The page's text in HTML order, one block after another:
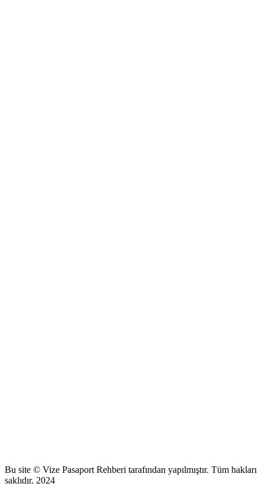
Bu site © Vize Pasaport Rehberi tarafından yapılmıştır. Tüm hakları
saklıdır. 2024